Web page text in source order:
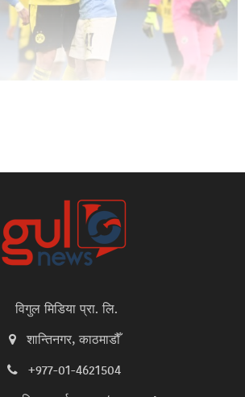
विगुल मिडिया प्रा. लि.
शान्तिनगर, काठमाडौँ
+977-01-4621504